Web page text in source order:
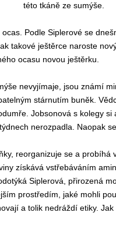
této tkáně ze sumýše.
Podle Siplerové se
takové ještěrce naroste
ocasu novou ještěrku.
nevyjímaje, jsou známí
stárnutím buněk.
Jobsonová s kolegy si
nerozpadla. Naopak
reorganizuje se a probíhá
získává vstřebáváním
Siplerová, přirozená
prostředím, jaké mohli
a tolik nedráždí etiky.